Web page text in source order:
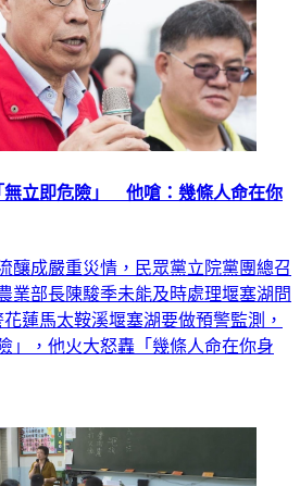
無立即危險」 他嗆：幾條人命在你
釀成嚴重災情，民眾黨立院黨團總召
業部長陳駿季未能及時處理堰塞湖問
蓮馬太鞍溪堰塞湖要做預警監測，
」，他火大怒轟「幾條人命在你身